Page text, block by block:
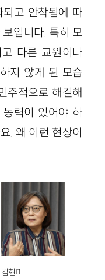
되고 안착됨에 따
입니다. 특히 모
다른 교원이나
지 않게 된 모습
주적으로 해결해
력이 있어야 하
. 왜 이런 현상이
김현미